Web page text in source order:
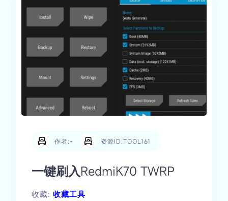
作者:- 资源ID:TOOL161
一键刷入RedmiK70 TWRP
收藏:收藏工具